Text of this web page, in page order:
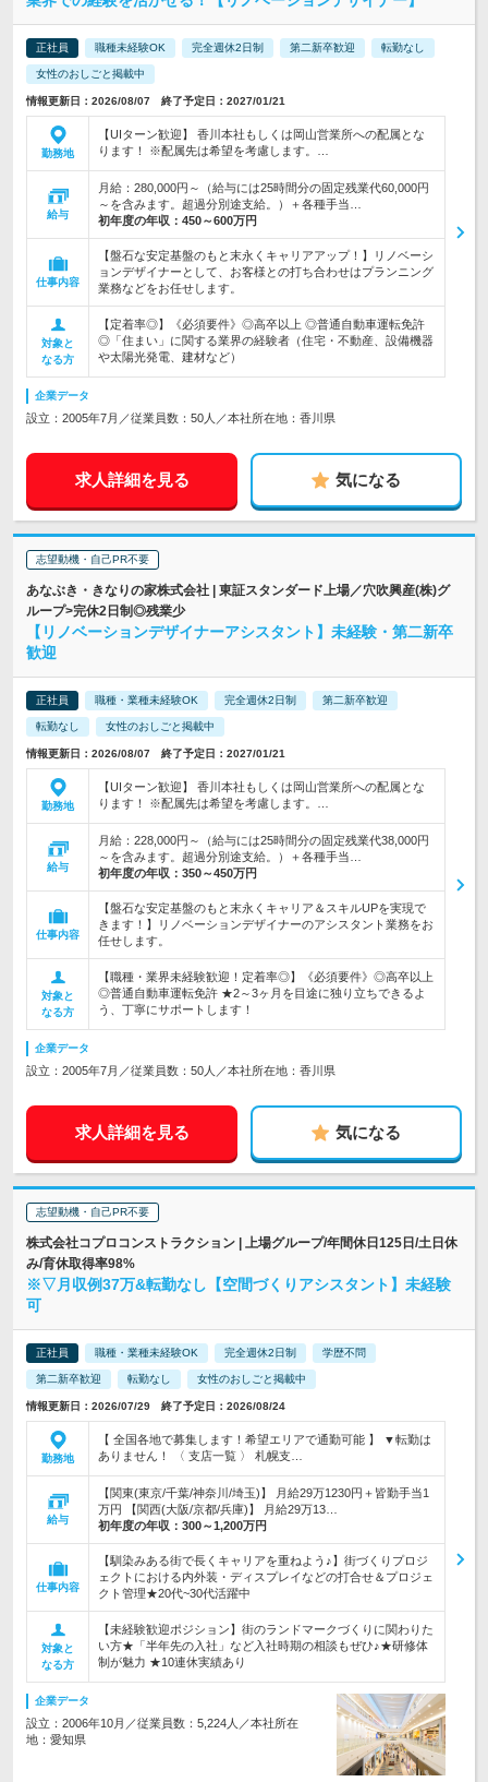
正社員 職種未経験OK 完全週休2日制 第二新卒歓迎 転勤なし
女性のおしごと掲載中
情報更新日：2026/08/07 終了予定日：2027/01/21
勤務地
【UIターン歓迎】 香川本社もしくは岡山営業所への配属とな
ります！ ※配属先は希望を考慮します。…
給与
月給：280,000円～（給与には25時間分の固定残業代60,000円
～を含みます。超過分別途支給。）＋各種手当…
初年度の年収： 450～600万円
仕事内容
【盤石な安定基盤のもと末永くキャリアアップ！】リノベーシ
ョンデザイナーとして、お客様との打ち合わせはプランニング
業務などをお任せします。
対象と
なる方
【定着率◎】《必須要件》◎高卒以上 ◎普通自動車運転免許
◎「住まい」に関する業界の経験者（住宅・不動産、設備機器
や太陽光発電、建材など）
企業データ
設立：2005年7月／従業員数：50人／本社所在地：香川県
求人詳細を見る 気になる
志望動機・自己PR不要
あなぶき・きなりの家株式会社 | 東証スタンダード上場／穴吹興産(株)グ
ループ>完休2日制◎残業少
【リノベーションデザイナーアシスタント】未経験・第二新卒
歓迎
正社員 職種・業種未経験OK 完全週休2日制 第二新卒歓迎
転勤なし 女性のおしごと掲載中
情報更新日：2026/08/07 終了予定日：2027/01/21
勤務地
【UIターン歓迎】 香川本社もしくは岡山営業所への配属とな
ります！ ※配属先は希望を考慮します。…
給与
月給：228,000円～（給与には25時間分の固定残業代38,000円
～を含みます。超過分別途支給。）＋各種手当…
初年度の年収： 350～450万円
仕事内容
【盤石な安定基盤のもと末永くキャリア＆スキルUPを実現で
きます！】リノベーションデザイナーのアシスタント業務をお
任せします。
対象と
なる方
【職種・業界未経験歓迎！定着率◎】《必須要件》◎高卒以上
◎普通自動車運転免許 ★2～3ヶ月を目途に独り立ちできるよ
う、丁寧にサポートします！
企業データ
設立：2005年7月／従業員数：50人／本社所在地：香川県
求人詳細を見る 気になる
志望動機・自己PR不要
株式会社コプロコンストラクション | 上場グループ/年間休日125日/土日休
み/育休取得率98%
※▽月収例37万&転勤なし【空間づくりアシスタント】未経験
可
正社員 職種・業種未経験OK 完全週休2日制 学歴不問
第二新卒歓迎 転勤なし 女性のおしごと掲載中
情報更新日：2026/07/29 終了予定日：2026/08/24
勤務地
【 全国各地で募集します！希望エリアで通勤可能 】 ▼転勤は
ありません！ 〈 支店一覧 〉 札幌支…
給与
【関東(東京/千葉/神奈川/埼玉)】 月給29万1230円＋皆勤手当1
万円 【関西(大阪/京都/兵庫)】 月給29万13…
初年度の年収： 300～1,200万円
仕事内容
【馴染みある街で長くキャリアを重ねよう♪】街づくりプロジ
ェクトにおける内外装・ディスプレイなどの打合せ＆プロジェ
クト管理★20代~30代活躍中
対象と
なる方
【未経験歓迎ポジション】街のランドマークづくりに関わりた
い方★「半年先の入社」など入社時期の相談もぜひ♪★研修体
制が魅力 ★10連休実績あり
企業データ
設立：2006年10月／従業員数：5,224人／本社所在
地：愛知県